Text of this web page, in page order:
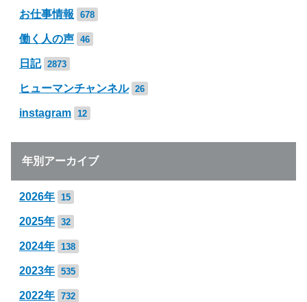
お仕事情報 678
働く人の声 46
日記 2873
ヒューマンチャンネル 26
instagram 12
年別アーカイブ
2026年 15
2025年 32
2024年 138
2023年 535
2022年 732